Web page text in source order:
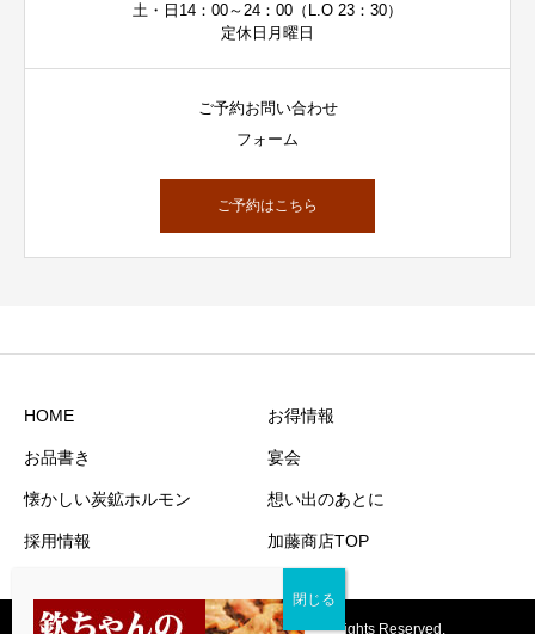
土・日14：00～24：00（L.O 23：30）
定休日月曜日
ご予約お問い合わせ
フォーム
ご予約はこちら
HOME お得情報
お品書き 宴会
懐かしい炭鉱ホルモン 想い出のあとに
採用情報 加藤商店TOP
Copyright © 2021 KATOshoten Inc. All rights Reserved.